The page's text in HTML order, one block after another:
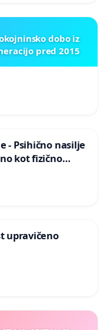
dobo iz
pred 2015
- Psihično nasilje
kot fizično
upravičeno